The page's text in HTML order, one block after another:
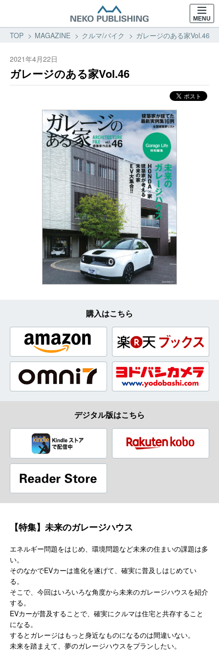
MENU
TOP MAGAZINE クルマ/バイク ガレージのある家Vol.46 |
2021年4月22日
ガレージのある家Vol.46
購入はこちら
デジタル版はこちら
【特集】未来のガレージハウス
エネルギー問題をはじめ、環境問題など未来の住まいの課題は多
い。
そのなかでEVカーは進化を遂げて、確実に普及しはじめてい
る。
そこで、今回はいろいろな角度から未来のガレージハウスを紹介
する。
EVカーが普及することで、確実にクルマは住宅と共存すること
になる。
するとガレージはもっと身近なものになるのは間違いない。
未来を踏まえて、夢のガレージハウスをプランしたい。